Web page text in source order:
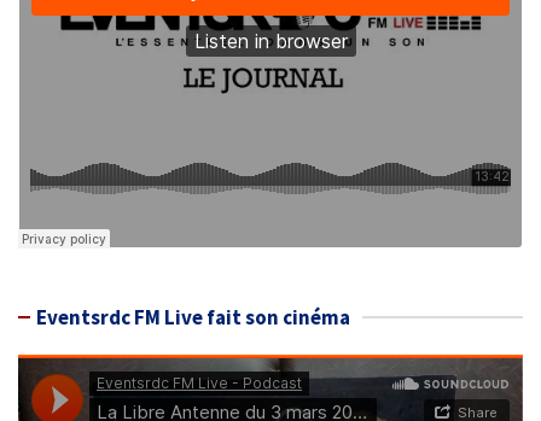
Eventsrdc FM Live fait son cinéma